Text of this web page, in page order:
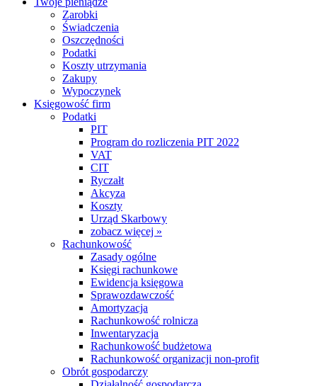
Zarobki
Świadczenia
Oszczędności
Podatki
Koszty utrzymania
Zakupy
Wypoczynek
Księgowość firm
Podatki
PIT
Program do rozliczenia PIT 2022
VAT
CIT
Ryczałt
Akcyza
Koszty
Urząd Skarbowy
zobacz więcej »
Rachunkowość
Zasady ogólne
Księgi rachunkowe
Ewidencja księgowa
Sprawozdawczość
Amortyzacja
Rachunkowość rolnicza
Inwentaryzacja
Rachunkowość budżetowa
Rachunkowość organizacji non-profit
Obrót gospodarczy